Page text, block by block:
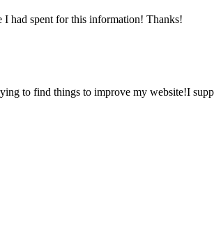
had spent for this information! Thanks!
to find things to improve my website!I